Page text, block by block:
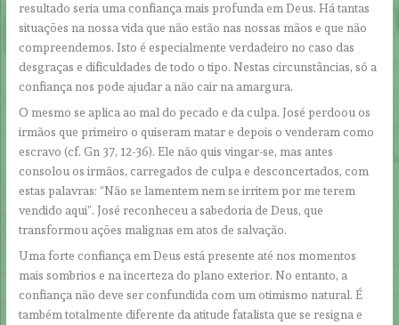
resultado seria uma confiança mais profunda em Deus. Há tantas
situações na nossa vida que não estão nas nossas mãos e que não
compreendemos. Isto é especialmente verdadeiro no caso das
desgraças e dificuldades de todo o tipo. Nestas circunstâncias, só a
confiança nos pode ajudar a não cair na amargura.
O mesmo se aplica ao mal do pecado e da culpa. José perdoou os
irmãos que primeiro o quiseram matar e depois o venderam como
escravo (cf. Gn 37, 12-36). Ele não quis vingar-se, mas antes
consolou os irmãos, carregados de culpa e desconcertados, com
estas palavras: “Não se lamentem nem se irritem por me terem
vendido aqui”. José reconheceu a sabedoria de Deus, que
transformou ações malignas em atos de salvação.
Uma forte confiança em Deus está presente até nos momentos
mais sombrios e na incerteza do plano exterior. No entanto, a
confiança não deve ser confundida com um otimismo natural. É
também totalmente diferente da atitude fatalista que se resigna e